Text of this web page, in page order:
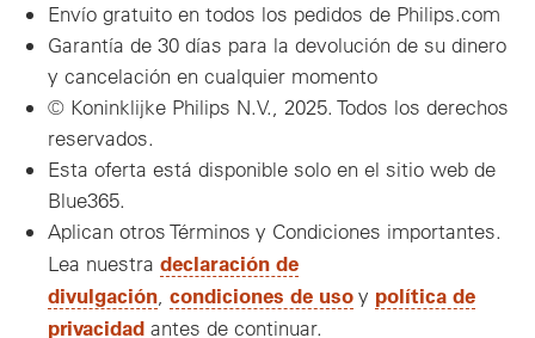
Envío gratuito en todos los pedidos de Philips.com
Garantía de 30 días para la devolución de su dinero
y cancelación en cualquier momento
© Koninklijke Philips N.V., 2025. Todos los derechos
reservados.
Esta oferta está disponible solo en el sitio web de
Blue365.
Aplican otros Términos y Condiciones importantes.
Lea nuestra declaración de
divulgación, condiciones de usoy política de
privacidad antes de continuar.